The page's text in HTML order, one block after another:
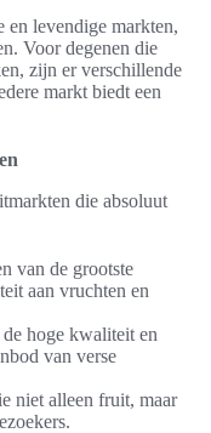
levendige markten,
Voor degenen die
zijn er verschillende
markt biedt een
die absoluut
van de grootste
aan vruchten en
hoge kwaliteit en
van verse
niet alleen fruit, maar